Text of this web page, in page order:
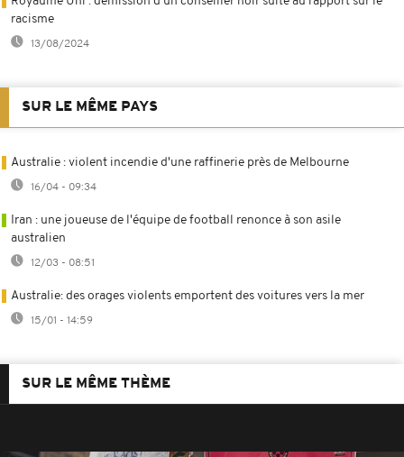
racisme
13/08/2024
SUR LE MÊME PAYS
Australie : violent incendie d'une raffinerie près de Melbourne
16/04 - 09:34
Iran : une joueuse de l'équipe de football renonce à son asile
australien
12/03 - 08:51
Australie: des orages violents emportent des voitures vers la mer
15/01 - 14:59
SUR LE MÊME THÈME